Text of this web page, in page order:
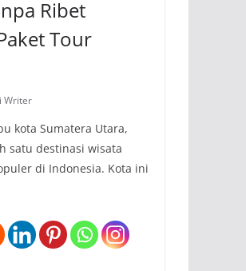
Ribet
Tour
Writer
kota Sumatera Utara,
satu destinasi wisata
di Indonesia. Kota ini